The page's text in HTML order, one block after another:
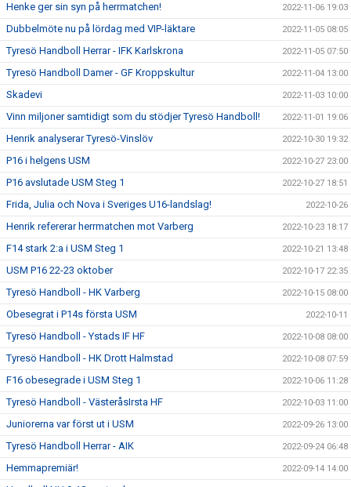
Henke ger sin syn på herrmatchen! 2022-11-06 19:03
Dubbelmöte nu på lördag med VIP-läktare 2022-11-05 08:05
Tyresö Handboll Herrar - IFK Karlskrona 2022-11-05 07:50
Tyresö Handboll Damer - GF Kroppskultur 2022-11-04 13:00
Skadevi 2022-11-03 10:00
Vinn miljoner samtidigt som du stödjer Tyresö Handboll! 2022-11-01 19:06
Henrik analyserar Tyresö-Vinslöv 2022-10-30 19:32
P16 i helgens USM 2022-10-27 23:00
P16 avslutade USM Steg 1 2022-10-27 18:51
Frida, Julia och Nova i Sveriges U16-landslag! 2022-10-26
Henrik refererar herrmatchen mot Varberg 2022-10-23 18:17
F14 stark 2:a i USM Steg 1 2022-10-21 13:48
USM P16 22-23 oktober 2022-10-17 22:35
Tyresö Handboll - HK Varberg 2022-10-15 08:00
Obesegrat i P14s första USM 2022-10-11
Tyresö Handboll - Ystads IF HF 2022-10-08 08:00
Tyresö Handboll - HK Drott Halmstad 2022-10-08 07:59
F16 obesegrade i USM Steg 1 2022-10-06 11:28
Tyresö Handboll - VästeråsIrsta HF 2022-10-03 11:00
Juniorerna var först ut i USM 2022-09-26 13:00
Tyresö Handboll Herrar - AIK 2022-09-24 06:48
Hemmapremiär! 2022-09-14 14:00